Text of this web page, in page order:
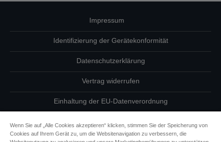
Impressum
Identifizierung der Gerätekonformität
Datenschutzerklärung
Vertrag widerrufen
Einhaltung der EU-Datenverordnung
Wenn Sie auf „Alle Cookies akzeptieren“ klicken, stimmen Sie der Speicherung von
Cookies auf Ihrem Gerät zu, um die Websitenavigation zu verbessern, die